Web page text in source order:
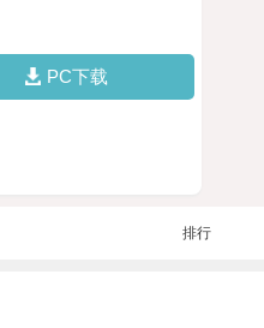
PC下载
排行